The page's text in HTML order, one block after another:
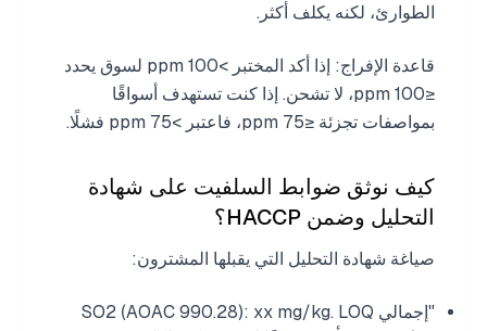
الطوارئ، لكنه يكلف أكثر.
قاعدة الإفراج: إذا أكد المختبر >100 ppm لسوق يحدد
≤100 ppm، لا تشحن. إذا كنت تستهدف أسواقًا
بمواصفات تجزئة ≤75 ppm، فاعتبر >75 ppm فشلًا.
كيف نوثق ضوابط السلفيت على شهادة
التحليل وضمن HACCP؟
صياغة شهادة التحليل التي يقبلها المشترون:
"إجمالي SO2 (AOAC 990.28): xx mg/kg. LOQ